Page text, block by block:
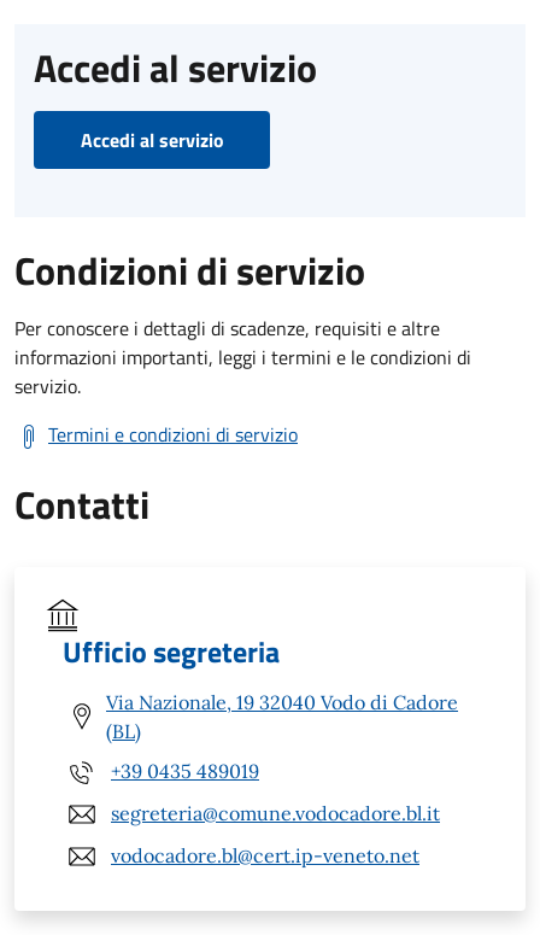
Accedi al servizio
Accedi al servizio
Condizioni di servizio
Per conoscere i dettagli di scadenze, requisiti e altre
informazioni importanti, leggi i termini e le condizioni di
servizio.
Termini e condizioni di servizio
Contatti
Ufficio segreteria
Via Nazionale, 19 32040 Vodo di Cadore
(BL)
+39 0435 489019
segreteria@comune.vodocadore.bl.it
vodocadore.bl@cert.ip-veneto.net